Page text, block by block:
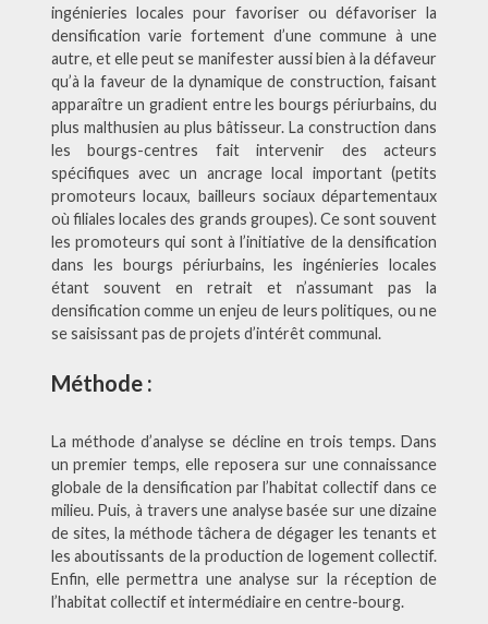
ingénieries locales pour favoriser ou défavoriser la
densification varie fortement d’une commune à une
autre, et elle peut se manifester aussi bien à la défaveur
qu’à la faveur de la dynamique de construction, faisant
apparaître un gradient entre les bourgs périurbains, du
plus malthusien au plus bâtisseur. La construction dans
les bourgs-centres fait intervenir des acteurs
spécifiques avec un ancrage local important (petits
promoteurs locaux, bailleurs sociaux départementaux
où filiales locales des grands groupes). Ce sont souvent
les promoteurs qui sont à l’initiative de la densification
dans les bourgs périurbains, les ingénieries locales
étant souvent en retrait et n’assumant pas la
densification comme un enjeu de leurs politiques, ou ne
se saisissant pas de projets d’intérêt communal.
Méthode :
La méthode d’analyse se décline en trois temps. Dans
un premier temps, elle reposera sur une connaissance
globale de la densification par l’habitat collectif dans ce
milieu. Puis, à travers une analyse basée sur une dizaine
de sites, la méthode tâchera de dégager les tenants et
les aboutissants de la production de logement collectif.
Enfin, elle permettra une analyse sur la réception de
l’habitat collectif et intermédiaire en centre-bourg.